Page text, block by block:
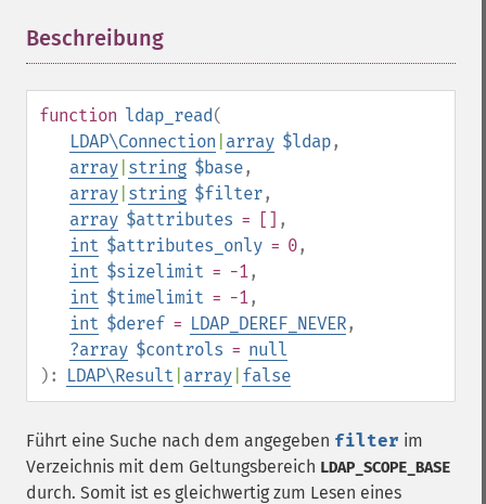
Beschreibung
function ldap_read(
LDAP\Connection array $ldap,
array string $base,
array string $filter,
array $attributes = [] ,
int $attributes_only = 0,
int $sizelimit = -1,
int $timelimit = -1,
int $deref = LDAP_DEREF_NEVER,
?array $controls = null
):
LDAP\Result array false
Führt eine Suche nach dem angegeben filter im
Verzeichnis mit dem Geltungsbereich LDAP_SCOPE_BASE
durch. Somit ist es gleichwertig zum Lesen eines